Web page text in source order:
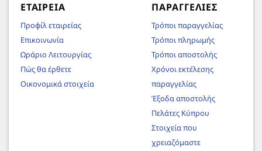
ΕΤΑΙΡΕΊΑ
Προφίλ εταιρείας
Επικοινωνία
Ωράριο Λειτουργίας
Πώς θα έρθετε
Οικονομικά στοιχεία
ΠΑΡΑΓΓΕΛΊΕΣ
Τρόποι παραγγελίας
Τρόποι πληρωμής
Τρόποι αποστολής
Χρόνοι εκτέλεσης
παραγγελίας
Έξοδα αποστολής
Πελάτες Κύπρου
Στοιχεία που
χρειαζόμαστε